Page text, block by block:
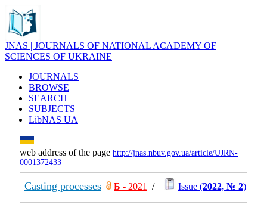
JNAS | JOURNALS OF NATIONAL ACADEMY OF
SCIENCES OF UKRAINE
JOURNALS
BROWSE
SEARCH
SUBJECTS
LibNAS UA
web address of the page http://jnas.nbuv.gov.ua/article/UJRN-
0001372433
Casting processes Б - 2021 / Issue (2022, № 2)